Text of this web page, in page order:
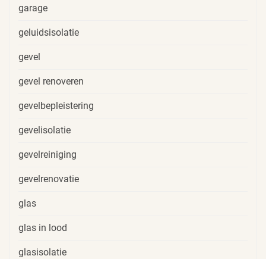
garage
geluidsisolatie
gevel
gevel renoveren
gevelbepleistering
gevelisolatie
gevelreiniging
gevelrenovatie
glas
glas in lood
glasisolatie